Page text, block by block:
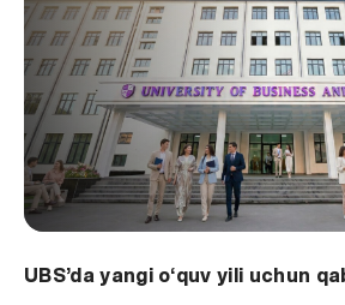
UBS’da yangi o‘quv yili uchun